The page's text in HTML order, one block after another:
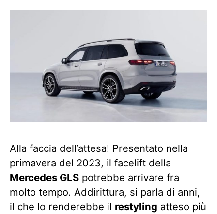
Alla faccia dell’attesa! Presentato nella
primavera del 2023, il facelift della
Mercedes GLS potrebbe arrivare fra
molto tempo. Addirittura, si parla di anni,
il che lo renderebbe il restyling atteso più